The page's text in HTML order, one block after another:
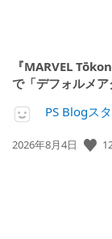
『MARVEL
で「デフォルメア
PS Blogス
公
2026年8月4日